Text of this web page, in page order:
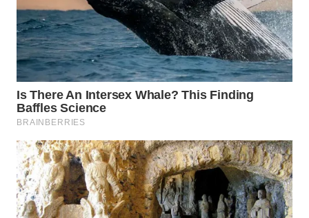
WN
SEMARANG
WN
SOLO
WN
BOROBUDUR
WN
MADURA
WN